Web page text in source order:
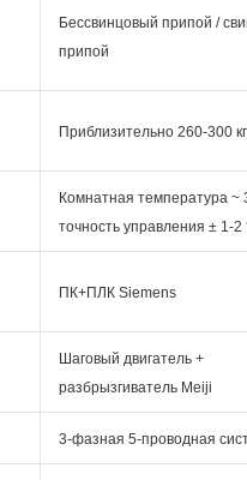
Бессвинцовый припой /
припой
Приблизительно 260-300 кг
Комнатная температура
точность управления ± 1-
ПК+ПЛК Siemens
Шаговый двигатель +
разбрызгиватель Meiji
3-фазная 5-проводная